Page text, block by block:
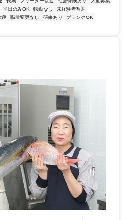
平日のみOK 転勤なし
未経験者歓迎
迎 職種変更なし 研修あり
ブランクOK